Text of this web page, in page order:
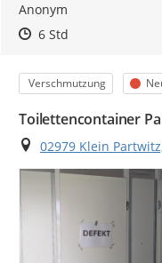
Anonym
Zeitpunkt des
Zeitpunkt des
6 StdZur Äußerung
Kategorie
Verschmutzung
Toilettencontainer
Ort
02979 Klein